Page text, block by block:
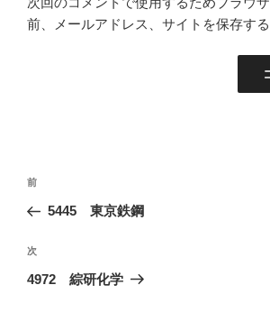
前、メールアドレス、サイトを保存する
投
ナ
ビ
ゲ
過
去
投
前
5445 東京鉄鋼
次
の
次
4972 綜研化学